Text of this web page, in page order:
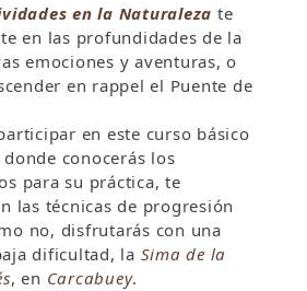
en la Naturaleza te
en las profundidades de la
emociones y aventuras, o
en rappel el Puente de
en este curso básico
conocerás los
para su práctica, te
las técnicas de progresión
no, disfrutarás con una
dificultad, la Sima de la
, en Carcabuey.